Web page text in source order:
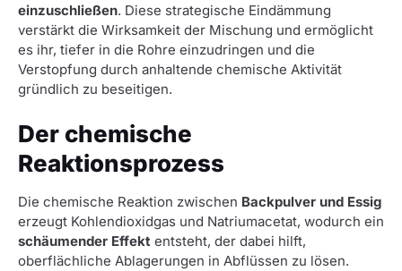
einzuschließen. Diese strategische Eindämmung
verstärkt die Wirksamkeit der Mischung und ermöglicht
es ihr, tiefer in die Rohre einzudringen und die
Verstopfung durch anhaltende chemische Aktivität
gründlich zu beseitigen.
Der chemische
Reaktionsprozess
Die chemische Reaktion zwischen Backpulver und Essig
erzeugt Kohlendioxidgas und Natriumacetat, wodurch ein
schäumender Effekt entsteht, der dabei hilft,
oberflächliche Ablagerungen in Abflüssen zu lösen.